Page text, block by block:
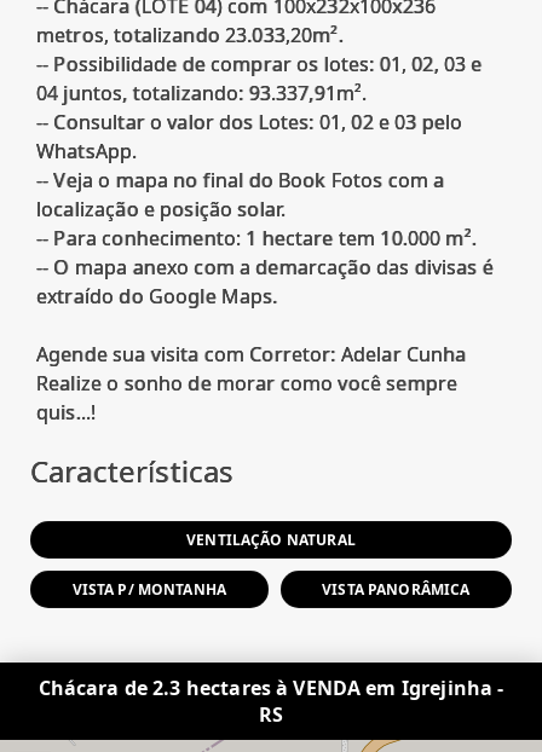
-- Chácara (LOTE 04) com 100x232x100x236
metros, totalizando 23.033,20m².
-- Possibilidade de comprar os lotes: 01, 02, 03 e
04 juntos, totalizando: 93.337,91m².
-- Consultar o valor dos Lotes: 01, 02 e 03 pelo
WhatsApp.
-- Veja o mapa no final do Book Fotos com a
localização e posição solar.
-- Para conhecimento: 1 hectare tem 10.000 m².
-- O mapa anexo com a demarcação das divisas é
extraído do Google Maps.
Agende sua visita com Corretor: Adelar Cunha
Realize o sonho de morar como você sempre
Características
VENTILAÇÃO NATURAL
VISTA P/ MONTANHA VISTA PANORÂMICA
Chácara de 2.3 hectares à VENDA em Igrejinha -
RS